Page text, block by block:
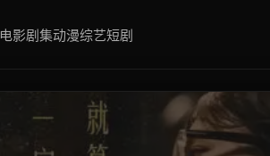
电影剧集动漫综艺短剧